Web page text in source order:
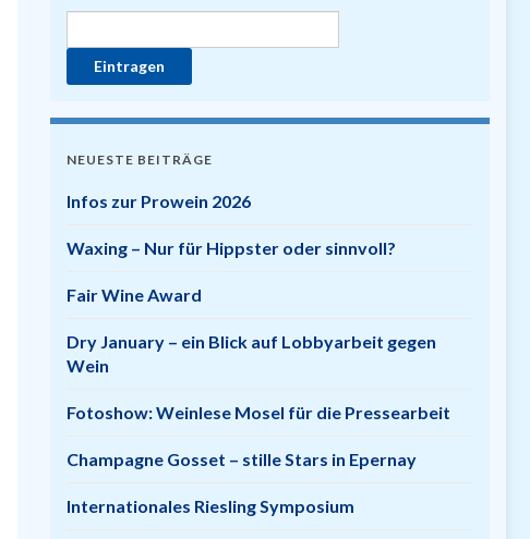
NEUESTE BEITRÄGE
Infos zur Prowein 2026
Waxing – Nur für Hippster oder sinnvoll?
Fair Wine Award
Dry January – ein Blick auf Lobbyarbeit gegen
Wein
Fotoshow: Weinlese Mosel für die Pressearbeit
Champagne Gosset – stille Stars in Epernay
Internationales Riesling Symposium